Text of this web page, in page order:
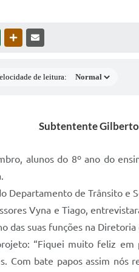
WHATSAPPOUTRAS MÍDIAS
de leitura:
Subtentente
alunos do 8º ano do
Departamento de Trânsito e
Vyna e Tiago,
das suas funções na
“Fiquei muito feliz
Com bate papos assim nós